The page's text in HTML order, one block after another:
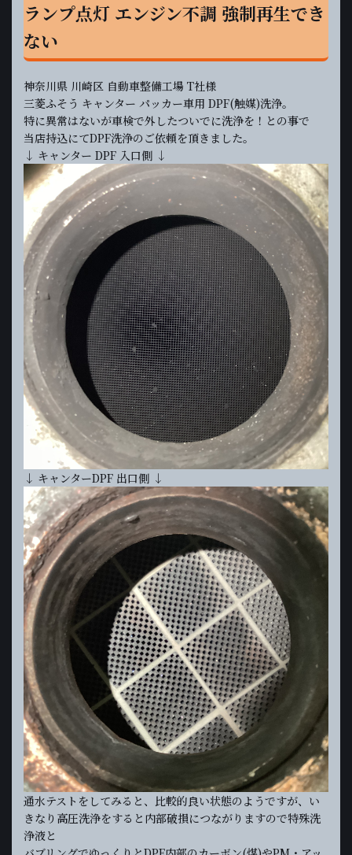
ランプ点灯 エンジン不調 強制再生でき
ない
神奈川県 川崎区 自動車整備工場 T社様
三菱ふそう キャンター パッカー車用 DPF(触媒)洗浄。
特に異常はないが車検で外したついでに洗浄を！との事で
当店持込にてDPF洗浄のご依頼を頂きました。
↓ キャンター DPF 入口側 ↓
↓ キャンターDPF 出口側 ↓
通水テストをしてみると、比較的良い状態のようですが、い
きなり高圧洗浄をすると内部破損につながりますので特殊洗
浄液と